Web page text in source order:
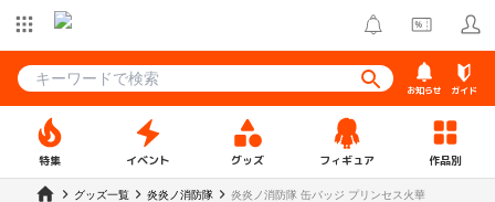
お知らせ ガイド
特集 イベント グッズ フィギュア 作品別
グッズ一覧 炎炎ノ消防隊 炎炎ノ消防隊 缶バッジ プリンセス火華